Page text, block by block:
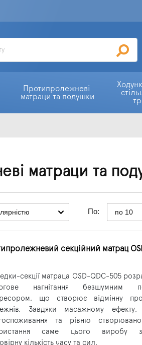
Протипролежневі
матраци та подушки
матраци та
По: по 10
секційний матрац
секції матраца OSD-QDC-505
нагнітання безшумним
що створює відмінну
Завдяки масажному ефекту,
та рівню
саме цього виробу
кількість часу та сил.